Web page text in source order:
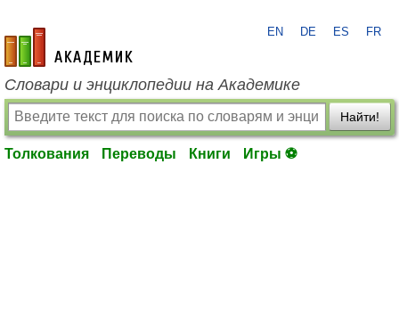
academic.ru
EN DE ES FR
Словари и энциклопедии на Академике
Найти!
Толкования Переводы Книги Игры ⚽